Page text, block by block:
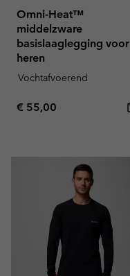
Omni-Heat™
middelzware
basislaaglegging voor
heren
Vochtafvoerend
Regular price:
€ 55,00